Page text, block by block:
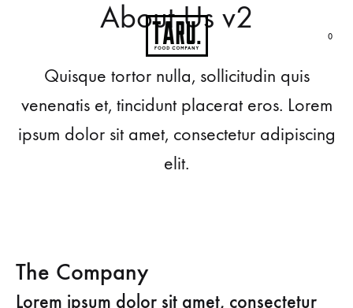
0
About Us v2
Quisque tortor nulla, sollicitudin quis
venenatis et, tincidunt placerat eros. Lorem
ipsum dolor sit amet, consectetur adipiscing
elit.
The Company
Lorem ipsum dolor sit amet, consectetur